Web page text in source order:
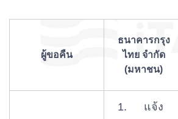
ผู้ขอคืน
ธนาคารกรุง
ไทย จำกัด
(มหาชน)
แจ้ง